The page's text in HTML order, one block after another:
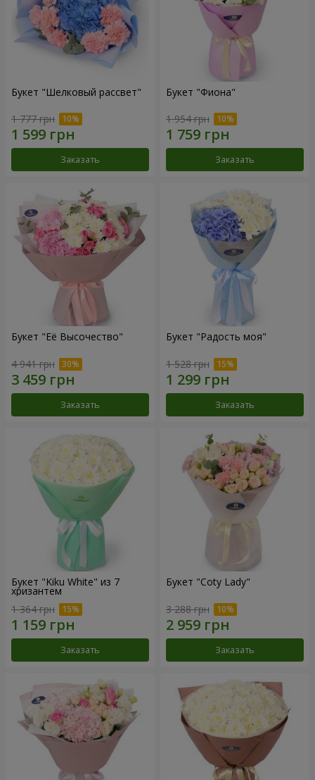
Букет "Шелковый рассвет"
1 777 грн
Заказать
Букет "Фиона"
1 954 грн
Заказать
Букет "Её Высочество"
4 941 грн
Заказать
Букет "Радость моя"
1 528 грн
Заказать
Букет "Kiku White" из 7
хризантем
1 364 грн
Заказать
Букет "Coty Lady"
3 288 грн
Заказать